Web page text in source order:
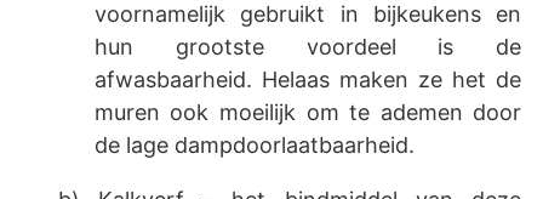
voornamelijk gebruikt in bijkeukens en
hun grootste voordeel is de
afwasbaarheid. Helaas maken ze het de
muren ook moeilijk om te ademen door
de lage dampdoorlaatbaarheid.